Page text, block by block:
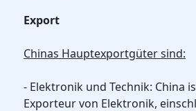
Export
Chinas Hauptexportgüter sind:
- Elektronik und Technik: China
Exporteur von Elektronik,